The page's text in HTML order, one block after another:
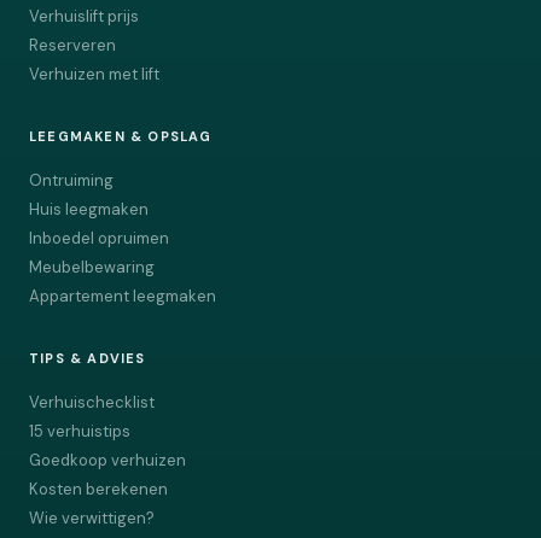
Verhuislift prijs
Reserveren
Verhuizen met lift
LEEGMAKEN & OPSLAG
Ontruiming
Huis leegmaken
Inboedel opruimen
Meubelbewaring
Appartement leegmaken
TIPS & ADVIES
Verhuischecklist
15 verhuistips
Goedkoop verhuizen
Kosten berekenen
Wie verwittigen?